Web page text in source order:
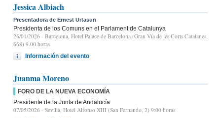
Jessica Albiach
Presentadora de Ernest Urtasun
Presidenta de los Comuns en el Parlament de Catalunya
26/01/2026 - Barcelona, Hotel Palace de Barcelona (Gran Vía de les Corts Catalanes,
668) 9.00 horas
Información del evento
Juanma Moreno
FORO DE LA NUEVA ECONOMÍA
Presidente de la Junta de Andalucía
07/05/2026 - Sevilla, Hotel Alfonso XIII (San Fernando, 2) 9:00 horas